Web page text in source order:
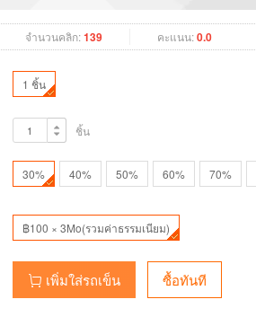
จำนวนคลิก:139 คะแนน:0.0
1 ชิ้น
ชิ้น
30% 40% 50% 60% 70%
฿100 × 3Mo(รวมค่าธรรมเนียม)
เพิ่มใส่รถเข็น ซื้อทันที